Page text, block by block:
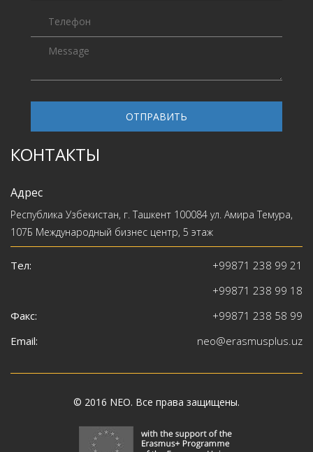
ОТПРАВИТЬ
КОНТАКТЫ
Адрес
Республика Узбекистан, г. Ташкент 100084 ул. Амира Темура,
107Б Международный бизнес центр, 5 этаж
Тел:
+99871 238 99 21
+99871 238 99 18
Факс:
+99871 238 58 99
Email:
neo@erasmusplus.uz
© 2016 NEO. Все права защищены.